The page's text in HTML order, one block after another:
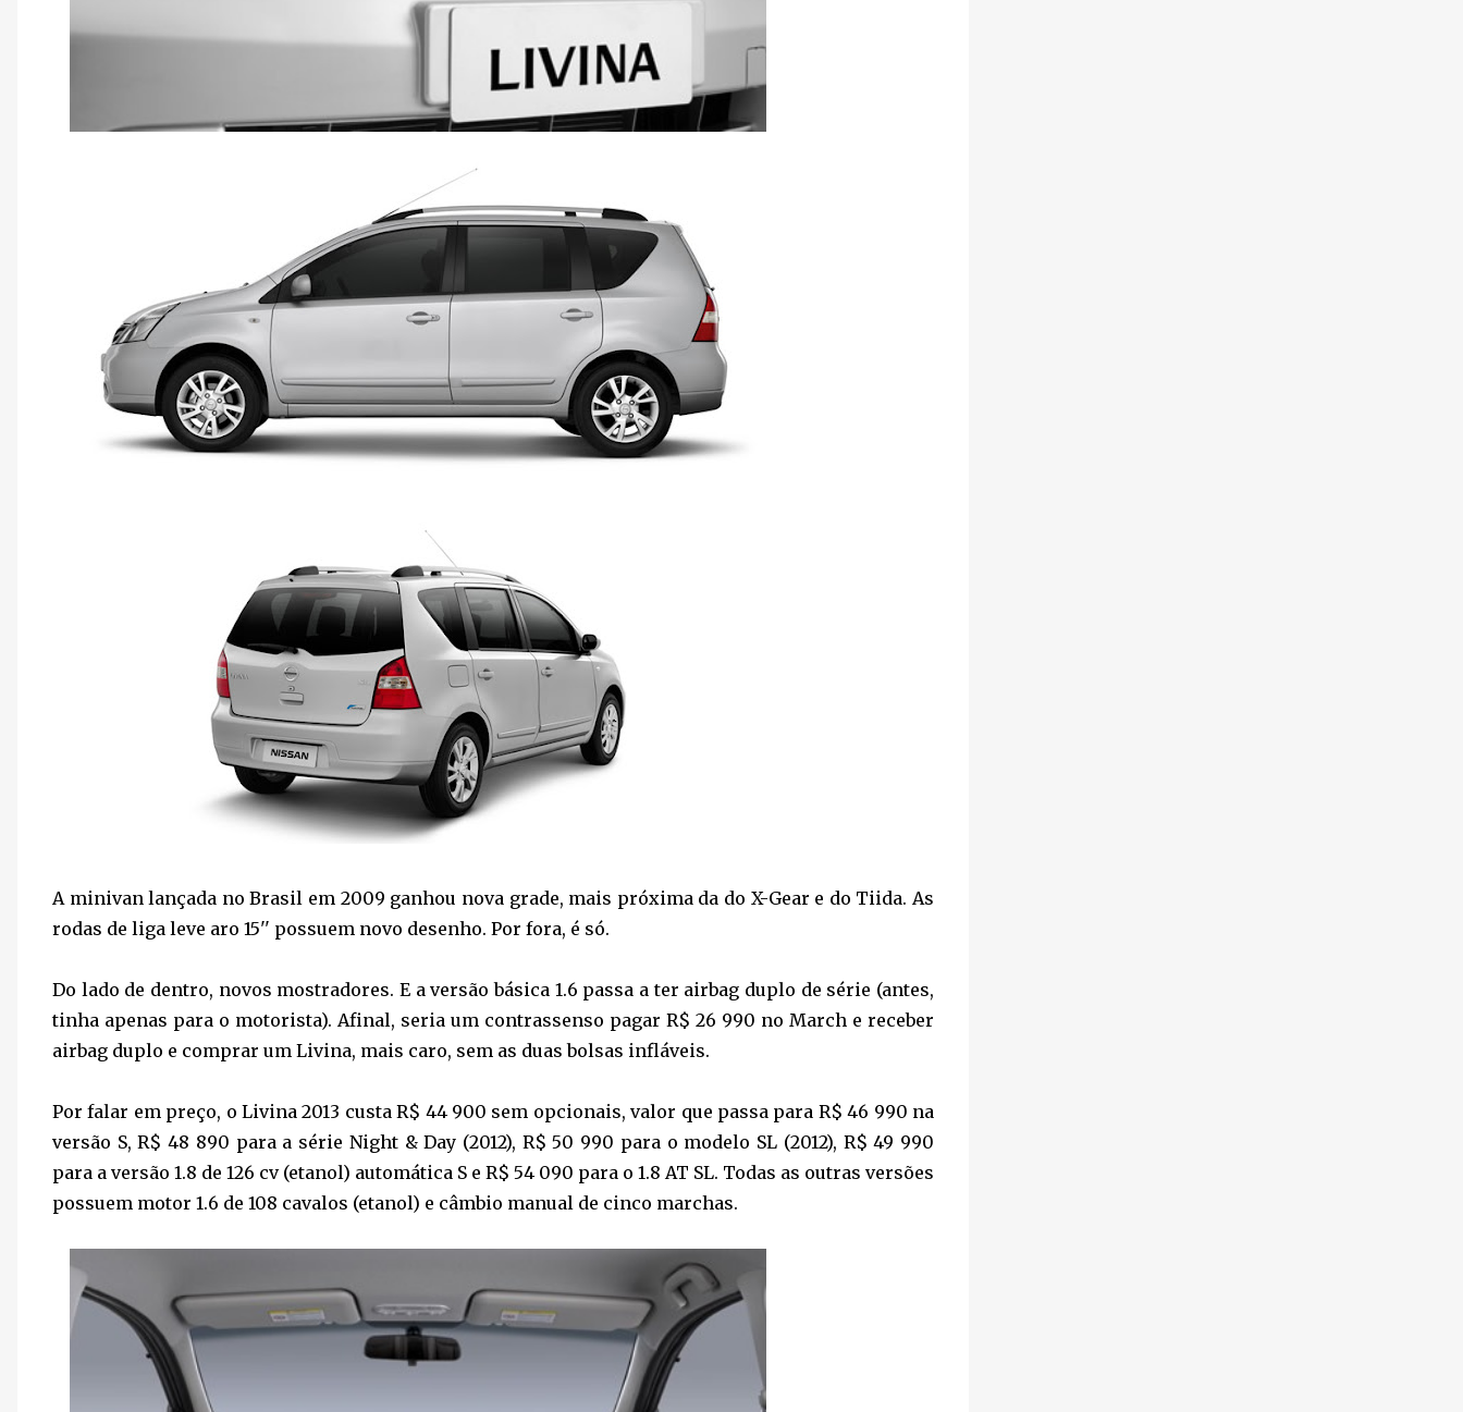
A minivan lançada no Brasil em 2009 ganhou nova grade, mais próxima da do X-Gear e do Tiida. As
rodas de liga leve aro 15'' possuem novo desenho. Por fora, é só.
Do lado de dentro, novos mostradores. E a versão básica 1.6 passa a ter airbag duplo de série (antes,
tinha apenas para o motorista). Afinal, seria um contrassenso pagar R$ 26 990 no March e receber
airbag duplo e comprar um Livina, mais caro, sem as duas bolsas infláveis.
Por falar em preço, o Livina 2013 custa R$ 44 900 sem opcionais, valor que passa para R$ 46 990 na
versão S, R$ 48 890 para a série Night & Day (2012), R$ 50 990 para o modelo SL (2012), R$ 49 990
para a versão 1.8 de 126 cv (etanol) automática S e R$ 54 090 para o 1.8 AT SL. Todas as outras versões
possuem motor 1.6 de 108 cavalos (etanol) e câmbio manual de cinco marchas.